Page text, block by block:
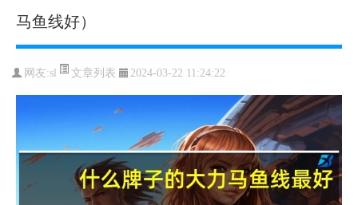
马鱼线好）
网友:sl 文章列表 2024-03-22 11:24:22